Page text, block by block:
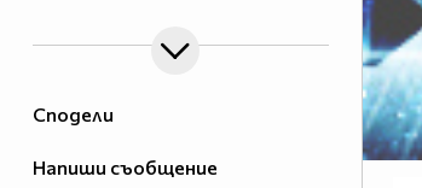
Сподели
Напиши съобщение